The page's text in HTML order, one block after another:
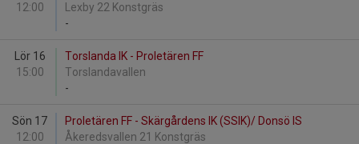
12:00
Lexby 22 Konstgräs
-
Lör 16
15:00
Torslanda IK - Proletären FF
Torslandavallen
-
Sön 17
12:00
Proletären FF - Skärgårdens IK (SSIK)/ Donsö IS
Åkeredsvallen 21 Konstgräs